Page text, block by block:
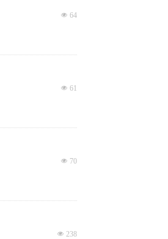
넶 64
넶 61
넶 70
넶 238